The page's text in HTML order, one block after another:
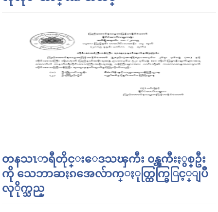
တနသၤာရီတိုင္းေဒသၾကီး ၀န္ၾကီးႏွစ္ဦး
ကို သေဘာဆႏၵအေလ်ာက္ႏုတ္ထြက္ခြြင့္ျပဳ
လုိုက္သည္